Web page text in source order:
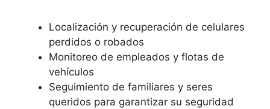
Localización y recuperación de celulares⁢
perdidos o robados
Monitoreo de empleados y flotas de
vehículos
Seguimiento de familiares y seres
queridos para garantizar⁤ su seguridad